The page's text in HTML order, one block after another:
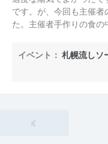
です。が、今回も主催
た。主催者手作りの食
そして、実質ゴール地
ソーメン流しはじめ焼
謝！、乾杯ビールの旨
イベント： 札幌流しソ
«